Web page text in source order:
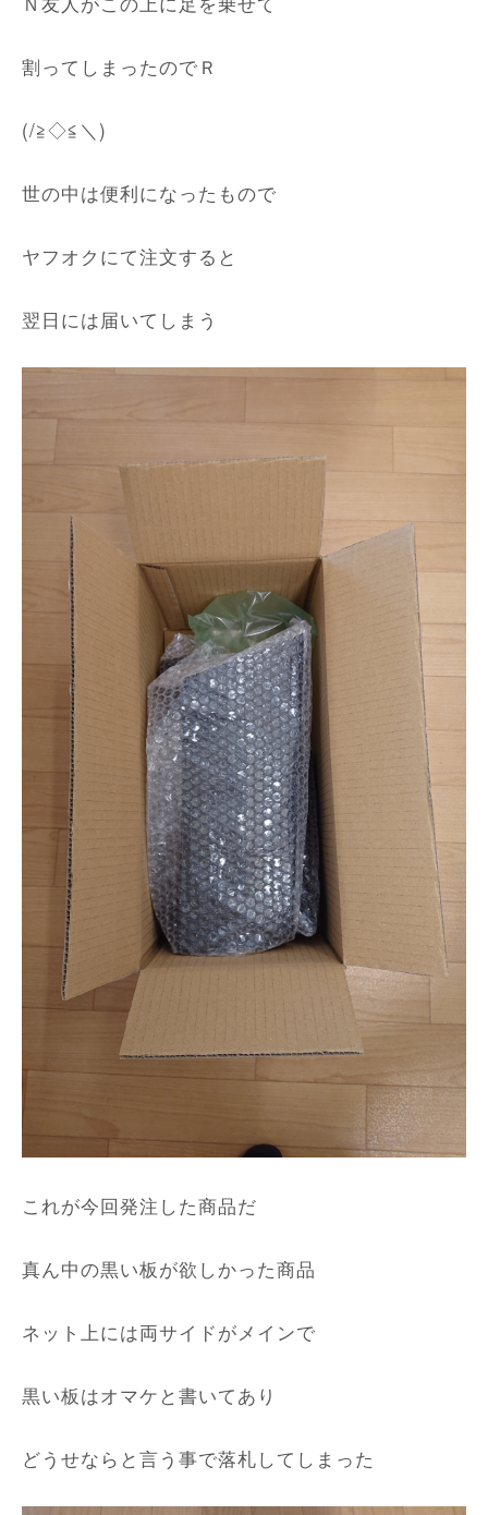
割ってしまったのでＲ
(/≧◇≦＼)
世の中は便利になったもので
ヤフオクにて注文すると
翌日には届いてしまう
これが今回発注した商品だ
真ん中の黒い板が欲しかった商品
ネット上には両サイドがメインで
黒い板はオマケと書いてあり
どうせならと言う事で落札してしまった